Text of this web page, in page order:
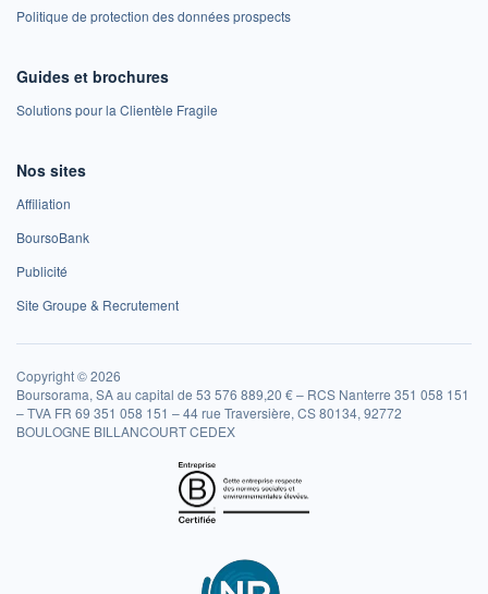
Politique de protection des données prospects
Guides et brochures
Solutions pour la Clientèle Fragile
Nos sites
Affiliation
BoursoBank
Publicité
Site Groupe & Recrutement
Copyright © 2026
Boursorama, SA au capital de 53 576 889,20 € – RCS Nanterre 351 058 151
– TVA FR 69 351 058 151 – 44 rue Traversière, CS 80134, 92772
BOULOGNE BILLANCOURT CEDEX